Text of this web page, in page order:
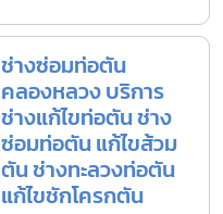
ช่างซ่อมท่อตัน
คลองหลวง บริการ
ช่างแก้ไขท่อตัน ช่าง
ซ่อมท่อตัน แก้ไขส้วม
ตัน ช่างทะลวงท่อตัน
แก้ไขชักโครกตัน